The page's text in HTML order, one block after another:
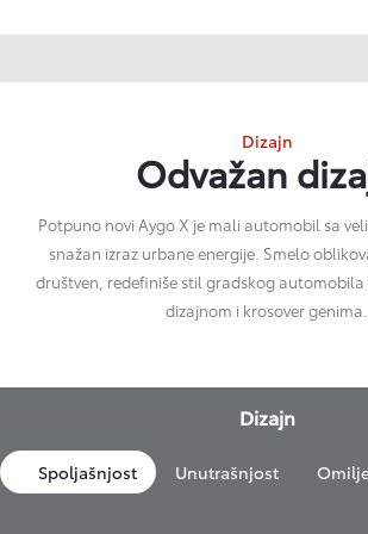
Dizajn
Odvažan
Potpuno novi Aygo X je mali automobil sa
snažan izraz urbane energije. Smelo
društven, redefiniše stil gradskog
dizajnom i krosover genima.
Dizajn
Spoljašnjost Unutrašnjost